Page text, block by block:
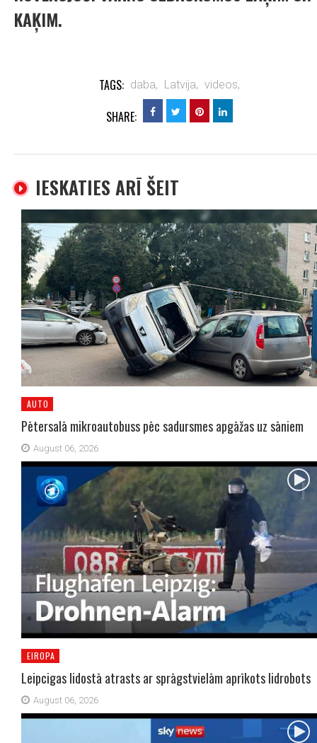
KAĶIM.
TAGS: daba, Latvija, videos,
SHARE:
IESKATIES ARĪ ŠEIT
AUTO
Pētersalā mikroautobuss pēc sadursmes apgāžas uz sāniem
August 06, 2026
EIROPA
Leipcigas lidostā atrasts ar sprāgstvielām aprīkots lidrobots
August 06, 2026